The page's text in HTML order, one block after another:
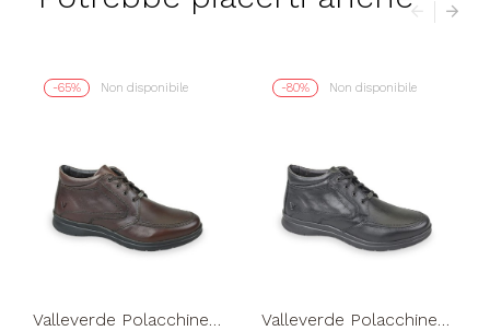
-65% Non disponibile
Valleverde Polacchine
-80% Non disponibile
Valleverde Polacchine